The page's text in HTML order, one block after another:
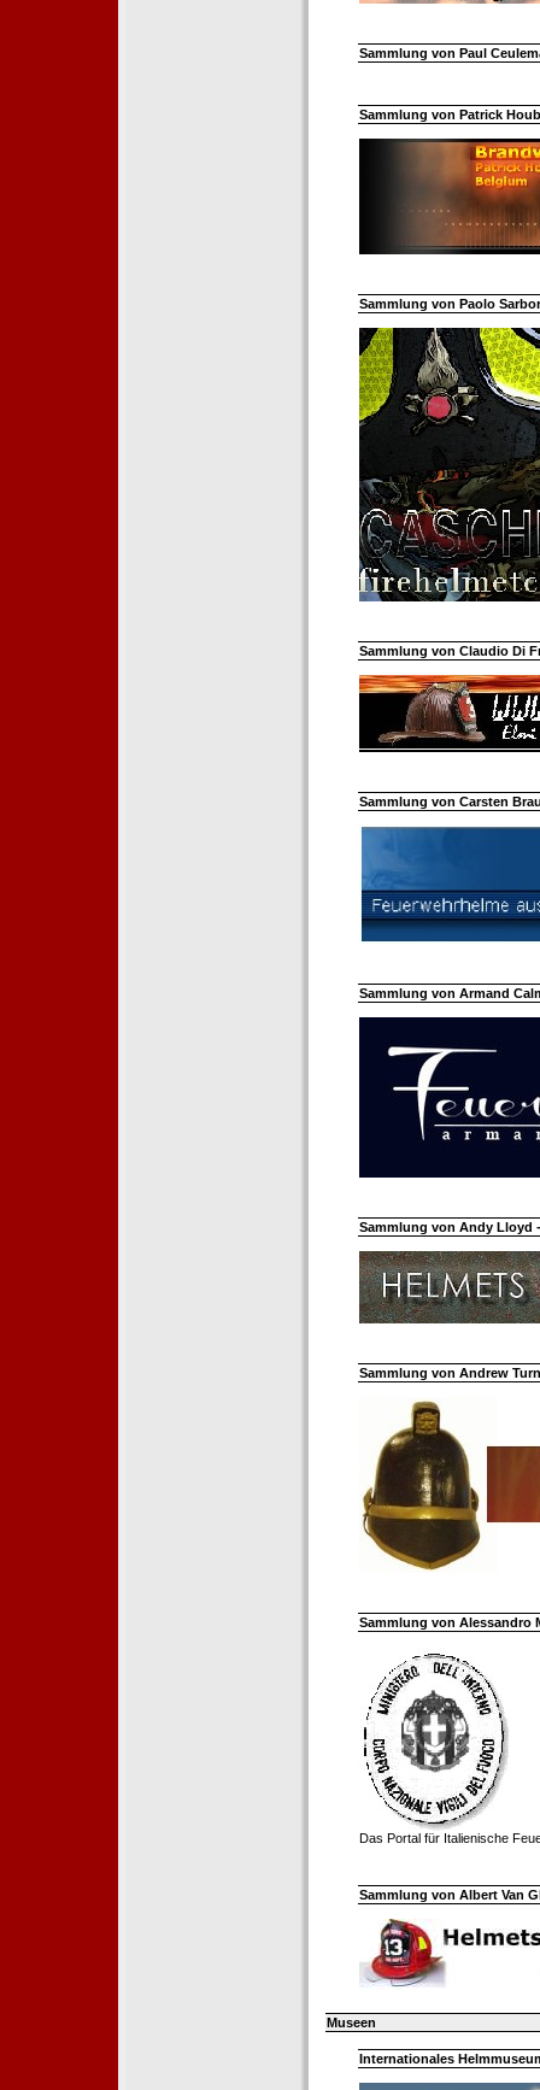
Sammlung von Paul
Sammlung von Patrick
Sammlung von Paolo
Sammlung von Claudio Di
Sammlung von Carsten
Sammlung von Armand
Sammlung von Andy Lloyd
Sammlung von Andrew
Sammlung von Alessandro
Das Portal für Italienische
Sammlung von Albert Van
Museen
Internationales